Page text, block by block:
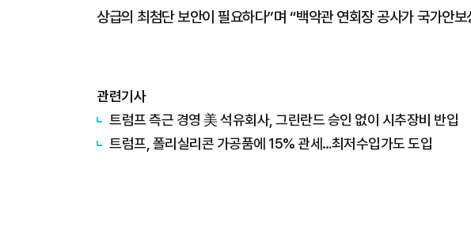
상급의 최첨단 보안이 필요하다”며 “백악관 연회장 공사가 국가안
관련기사
트럼프 측근 경영 美 석유회사, 그린란드 승인 없이 시추장비 반입
트럼프, 폴리실리콘 가공품에 15% 관세…최저수입가도 도입